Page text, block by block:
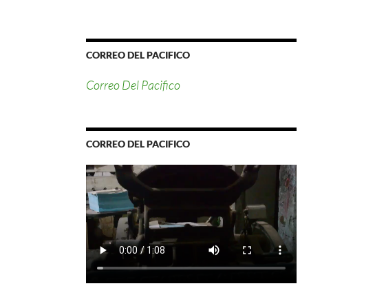
CORREO DEL PACIFICO
Correo Del Pacifico
CORREO DEL PACIFICO